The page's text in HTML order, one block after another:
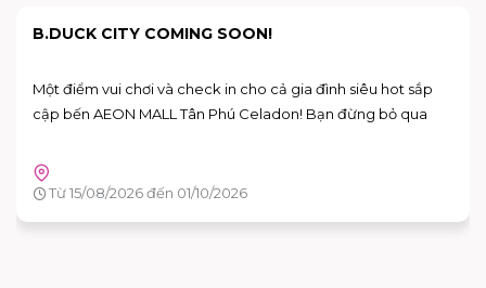
HIẾN MÁU NHÂN ĐẠO | 07:30 ~ 10:00 NGÀY
Ngày hiến máu tại AEON MALL Tân Phú Celadon sẽ diễn ra
vào Ngày 25/08/2026, từ 7:30 đến 10:00. Đây là dịp tuyệt vời
cứu sống những người bệnh đang cần máu trong cuộc sống.
Hãy đến tham gia và cùng lan tỏa thông điệp yêu thương
Từ 03/08/2026 đến 25/08/2026